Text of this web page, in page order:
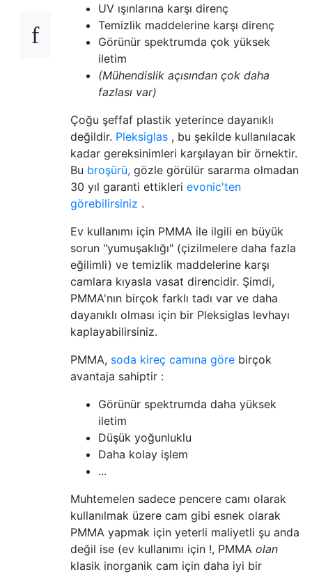
UV ışınlarına karşı direnç
Temizlik maddelerine karşı direnç
Görünür spektrumda çok yüksek
iletim
(Mühendislik açısından çok daha
fazlası var)
Çoğu şeffaf plastik yeterince dayanıklı
değildir. Pleksiglas , bu şekilde kullanılacak
kadar gereksinimleri karşılayan bir örnektir.
Bu broşürü, gözle görülür sararma olmadan
30 yıl garanti ettikleri evonic'ten
görebilirsiniz .
Ev kullanımı için PMMA ile ilgili en büyük
sorun "yumuşaklığı" (çizilmelere daha fazla
eğilimli) ve temizlik maddelerine karşı
camlara kıyasla vasat direncidir. Şimdi,
PMMA'nın birçok farklı tadı var ve daha
dayanıklı olması için bir Pleksiglas levhayı
kaplayabilirsiniz.
PMMA, soda kireç camına göre birçok
avantaja sahiptir :
Görünür spektrumda daha yüksek
iletim
Düşük yoğunluklu
Daha kolay işlem
...
Muhtemelen sadece pencere camı olarak
kullanılmak üzere cam gibi esnek olarak
PMMA yapmak için yeterli maliyetli şu anda
değil ise (ev kullanımı için !, PMMA olan
klasik inorganik cam için daha iyi bir